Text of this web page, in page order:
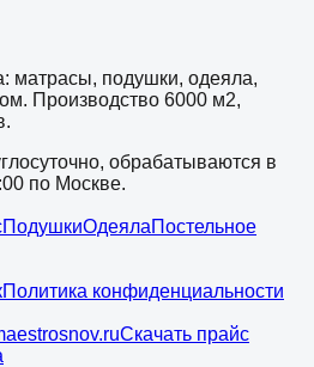
матрасы, подушки, одеяла,
Производство 6000 м2,
обрабатываются в
по Москве.
ПодушкиОдеялаПостельное
Политика конфиденциальности
Скачать прайс